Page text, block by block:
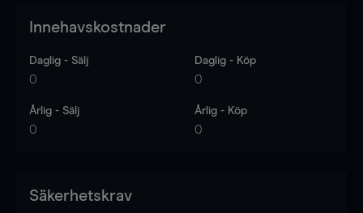
Innehavskostnader
Daglig - Sälj
0
Daglig - Köp
0
Årlig - Sälj
0
Årlig - Köp
0
Säkerhetskrav